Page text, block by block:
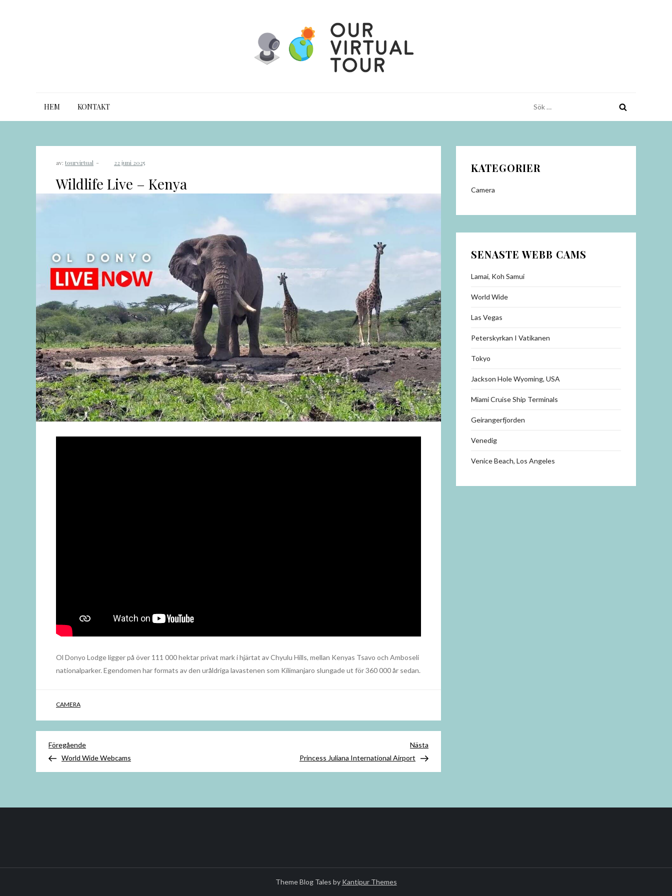
HEM KONTAKT
efter:
av: tourvirtual
Wildlife Live – Kenya
Ol Donyo Lodge ligger på över 111 000 hektar privat mark i hjärtat av Chyulu Hills, mellan Kenyas Tsavo och Amboseli
nationalparker. Egendomen har formats av den uråldriga lavastenen som Kilimanjaro slungade ut för 360 000 år sedan.
CAMERA
Inläggsnavigering
Föregående
inlägg
Föregående
World Wide Webcams
inlägg
Nästa
Princess Juliana International Airport
KATEGORIER
Camera
SENASTE WEBB CAMS
Lamai, Koh Samui
World Wide
Las Vegas
Peterskyrkan I Vatikanen
Tokyo
Jackson Hole Wyoming, USA
Miami Cruise Ship Terminals
Geirangerfjorden
Venedig
Venice Beach, Los Angeles
Theme Blog Tales by Kantipur Themes